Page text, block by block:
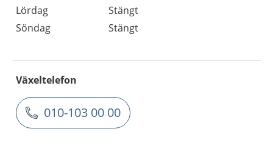
Lördag
Stängt
Söndag
Stängt
Växeltelefon
010-103 00 00